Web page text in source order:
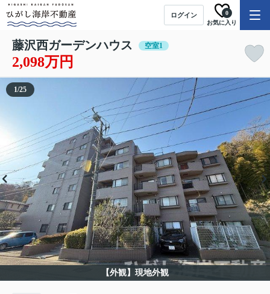
ログイン
お気に入り
0
藤沢西ガーデンハウス 空室1
2,098万円
【外観】現地外観
1/25